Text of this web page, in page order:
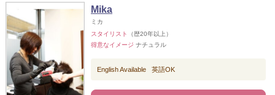
Mika
ミカ
スタイリスト
（歴20年以上）
得意なイメージ ナチュラル
English Available 英語OK